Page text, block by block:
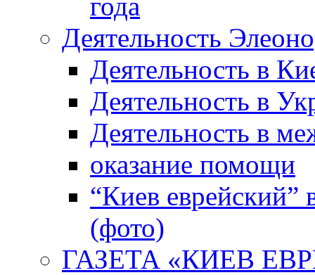
Деятельность
Деятельность в
Деятельность в
Деятельность в
оказание помощи
“Киев еврейский”
(фото)
ГАЗЕТА «КИЕВ